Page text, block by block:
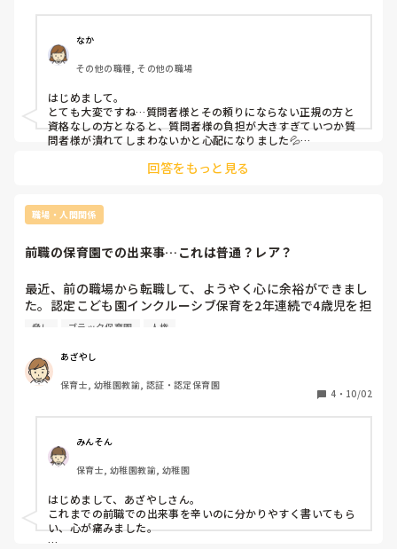
幼児クラスなので、行事もあり、一緒に業務を進めていかな
くてはならないのですが、あと5ヶ月ほどどうやって関わっ
ていけばいいのでしょうか。
同じ経験をしたことがある方からの意見、アドバイスが欲し
いです。
・1ヶ月に1度は必ず当日欠勤あり。(体調不良のため)
し。
・後々、他の職員から「メンタルに波があって…」と、今ま
体で過ごしています）
が確認せず、抜けることが多い。
・他責の声掛けをする（〇〇【私】先生から怒られるから
ね、ちゃんと座ってないと〇〇先生は呼んでくれないよな
れず…
・私が休みの時や、一時的に部屋にいないときに怪我が起こ
りやすい。また、見ていないことが多い。
正直、メンタルの問題と言われたらこちらからも何も言えな
いので、この話を聞いた後から一緒に仕事をする上で相手の
事をシャットアウトして、必要なことだけ話している状態で
すが、子どもの怪我などに繋がることもあり、とても精神的
に辛いです。
私はこの職場に異動して日数も浅いので、相談できる人もあ
なか
その他の職種, その他の職場
はじめまして。
とても大変ですね…質問者様とその頼りにならない正規の方と
資格なしの方となると、質問者様の負担が大きすぎていつか質
問者様が潰れてしまわないかと心配になりました💦
であるにも関わらず、文章を読む限りその方は周りがよく見え
我慢せず、今質問者さまが辛いと感じている現状を周りにも知
ってもらわないといけません。
には全く伝わらない気がしますし「こんなに私は悩んでいるの
「⚪︎⚪︎先生が苦手」を全面に出してしまうと反感をかわれてし
まうかもしれないので、あくまでも子どもたちの身を案じての
相談という風にするのがいいと思います。
私自身我慢して耐えていたらプツッときれてしまい、心身共に
あと5ヶ月の間に質問者様の体調はもちろん、子どもたちのこ
とも心配です
回答をもっと見る
職場・人間関係
前職の保育園での出来事…これは普通？レア？
最近、前の職場から転職して、ようやく心に余裕ができまし
た。認定こども園インクルーシブ保育を2年連続で4歳児を担
当していたものです。
のか知りたくて書きます。
前職の保育園でこんなことがありました👇
所に呼び出し叱責し「見せしめ」のような指導
	•	自分の思い通りにならないと、期日にだいぶ余裕が
あっても私の仕事を奪い、わざわざ他の先生にお願いして完
成品を目の前で見せ「助かるわー！」と言う一方で、保育中
には作業や遊びの権限を奪い、子どもに触れさせない／関わ
れない状況を作る
	•	毎日私の悪口を言い、それも事実を盛った内容で周
囲に誤解を与えて味方をつける（ミスがないようダブルチェ
脅し ブラック保育園 人権
あざやし
保育士, 幼稚園教諭, 認証・認定保育園
4 ・ 10/02
みんそん
保育士, 幼稚園教諭, 幼稚園
はじめまして、あざやしさん。
これまでの前職での出来事を辛いのに分かりやすく書いてもら
い、心が痛みました。